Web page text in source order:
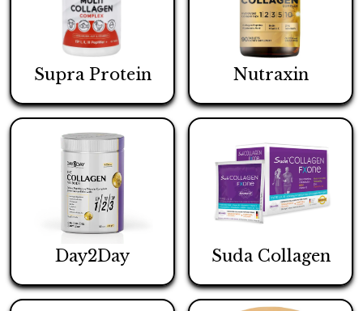
Supra Protein Nutraxin
Day2Day Suda Collagen